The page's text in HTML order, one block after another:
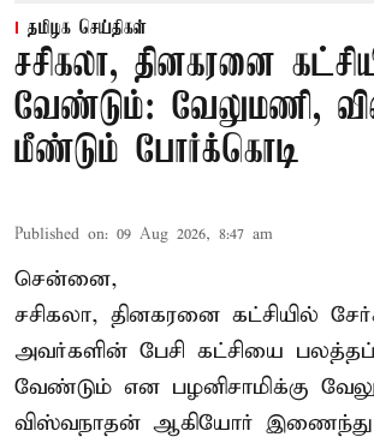
தமிழக செய்திகள்
சசிகலா, தினகரனை
வேண்டும்: வேலுமணி,
மீண்டும் போர்க்கொடி
Published on: 09 Aug 2026, 8:47 am
சென்னை,
சசிகலா, தினகரனை கட்சியில்
அவர்களின் பேசி கட்சியை
வேண்டும் என பழனிசாமிக்கு
விஸ்வநாதன் ஆகியோர் இணைந்து